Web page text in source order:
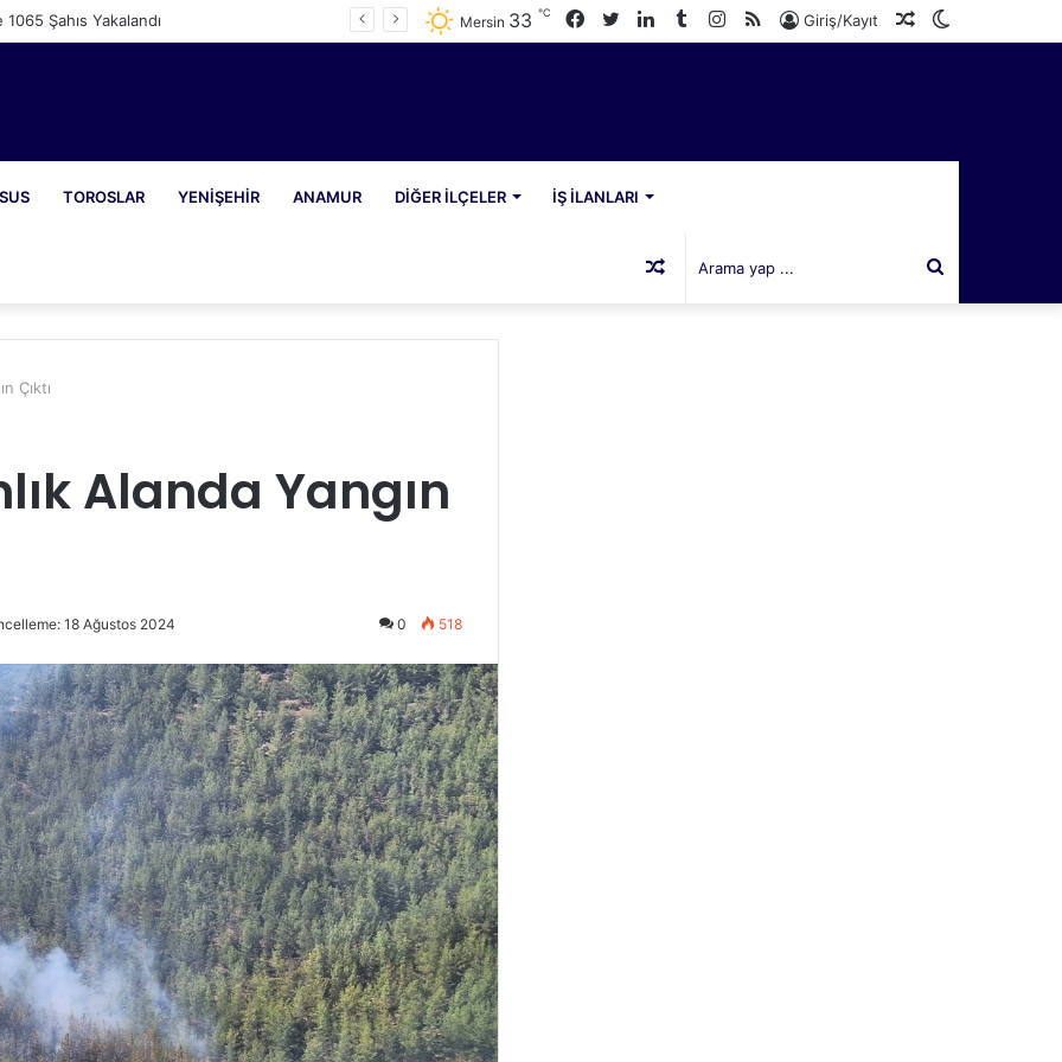
1065 Şahıs Yakalandı
Rastgele
Giriş/Kayıt
RSS
Instagram
Tumblr
LinkedIn
Twitter
Facebook
Mersin 33 ℃
TOROSLAR YENIŞEHIR ANAMUR DIĞER İLÇELER İŞ İLANLARI
Arama
Rastgele
Çıktı
Alanda Yangın
18 Ağustos 2024 0 518